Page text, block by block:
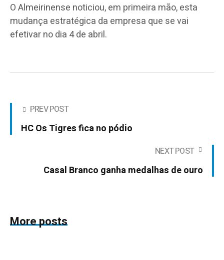
O Almeirinense noticiou, em primeira mão, esta
mudança estratégica da empresa que se vai
efetivar no dia 4 de abril.
PREV POST
HC Os Tigres fica no pódio
NEXT POST
Casal Branco ganha medalhas de ouro
More posts